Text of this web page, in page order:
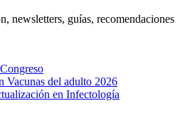
newsletters, guías, recomendaciones